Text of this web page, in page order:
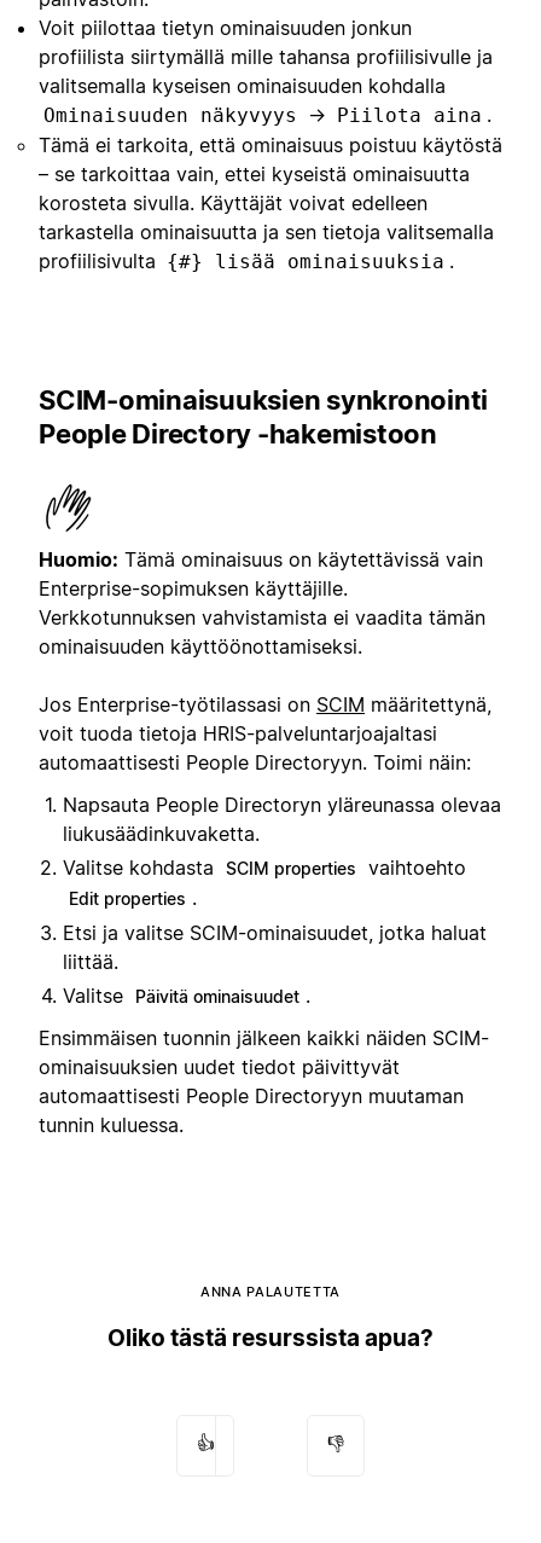
Voit piilottaa tietyn ominaisuuden jonkun
profiilista siirtymällä mille tahansa profiilisivulle ja
valitsemalla kyseisen ominaisuuden kohdalla
Ominaisuuden näkyvyys → Piilota aina .
Tämä ei tarkoita, että ominaisuus poistuu käytöstä
– se tarkoittaa vain, ettei kyseistä ominaisuutta
korosteta sivulla. Käyttäjät voivat edelleen
tarkastella ominaisuutta ja sen tietoja valitsemalla
profiilisivulta {#} lisää ominaisuuksia .
SCIM-ominaisuuksien synkronointi
People Directory -hakemistoon
Huomio: Tämä ominaisuus on käytettävissä vain
Enterprise-sopimuksen käyttäjille.
Verkkotunnuksen vahvistamista ei vaadita tämän
ominaisuuden käyttöönottamiseksi.
Jos Enterprise-työtilassasi on SCIM määritettynä,
voit tuoda tietoja HRIS-palveluntarjoajaltasi
automaattisesti People Directoryyn. Toimi näin:
Napsauta People Directoryn yläreunassa olevaa
liukusäädinkuvaketta.
Valitse kohdasta
SCIM properties vaihtoehto
Edit properties .
Etsi ja valitse SCIM-ominaisuudet, jotka haluat
liittää.
Valitse
Päivitä ominaisuudet .
Ensimmäisen tuonnin jälkeen kaikki näiden SCIM-
ominaisuuksien uudet tiedot päivittyvät
automaattisesti People Directoryyn muutaman
tunnin kuluessa.
ANNA PALAUTETTA
Oliko tästä resurssista apua?
👍 👎